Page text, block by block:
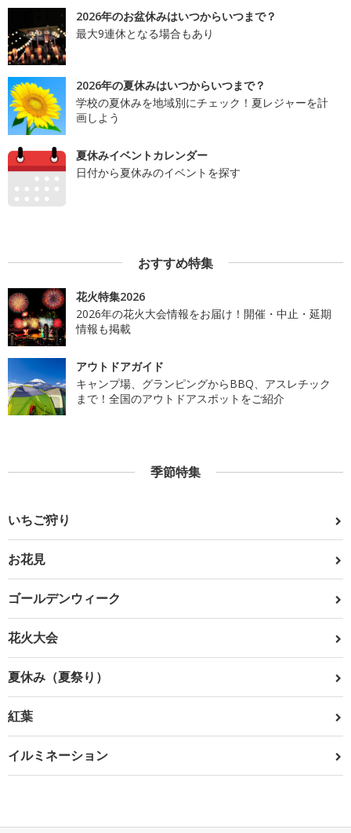
2026年のお盆休みはいつからいつまで？
最大9連休となる場合もあり
2026年の夏休みはいつからいつまで？
学校の夏休みを地域別にチェック！夏レジャーを計
画しよう
夏休みイベントカレンダー
日付から夏休みのイベントを探す
おすすめ特集
花火特集2026
2026年の花火大会情報をお届け！開催・中止・延期
情報も掲載
アウトドアガイド
キャンプ場、グランピングからBBQ、アスレチック
まで！全国のアウトドアスポットをご紹介
季節特集
いちご狩り
お花見
ゴールデンウィーク
花火大会
夏休み（夏祭り）
紅葉
イルミネーション